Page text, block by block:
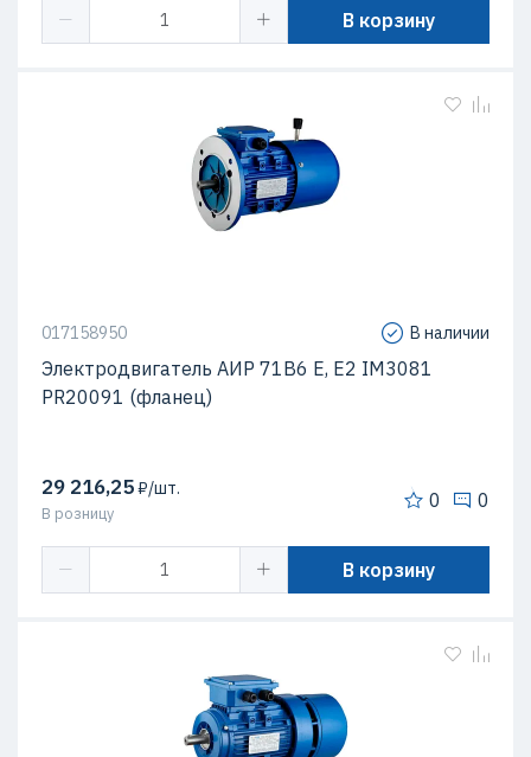
В корзину
017158950 В наличии
Электродвигатель АИР 71В6 Е, Е2 IM3081
PR20091 (фланец)
29 216,25₽/шт.
В розницу
0 0
В корзину